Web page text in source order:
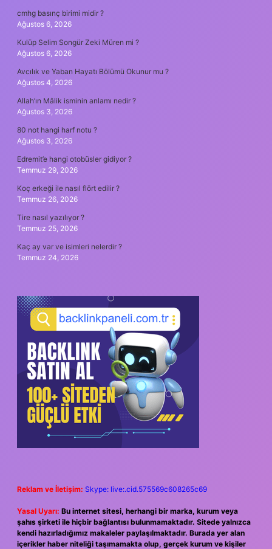
cmhg basınç birimi midir ?
Ağustos 6, 2026
Kulüp Selim Songür Zeki Müren mi ?
Ağustos 6, 2026
Avcılık ve Yaban Hayatı Bölümü Okunur mu ?
Ağustos 4, 2026
Allah’ın Mâlik isminin anlamı nedir ?
Ağustos 3, 2026
80 not hangi harf notu ?
Ağustos 3, 2026
Edremit’e hangi otobüsler gidiyor ?
Temmuz 29, 2026
Koç erkeği ile nasıl flört edilir ?
Temmuz 26, 2026
Tire nasıl yazılıyor ?
Temmuz 25, 2026
Kaç ay var ve isimleri nelerdir ?
Temmuz 24, 2026
Reklam ve İletişim: Skype: live:.cid.575569c608265c69
Yasal Uyarı: Bu internet sitesi, herhangi bir marka, kurum veya
şahıs şirketi ile hiçbir bağlantısı bulunmamaktadır. Sitede yalnızca
kendi hazırladığımız makaleler paylaşılmaktadır. Burada yer alan
içerikler haber niteliği taşımamakta olup, gerçek kurum ve kişiler